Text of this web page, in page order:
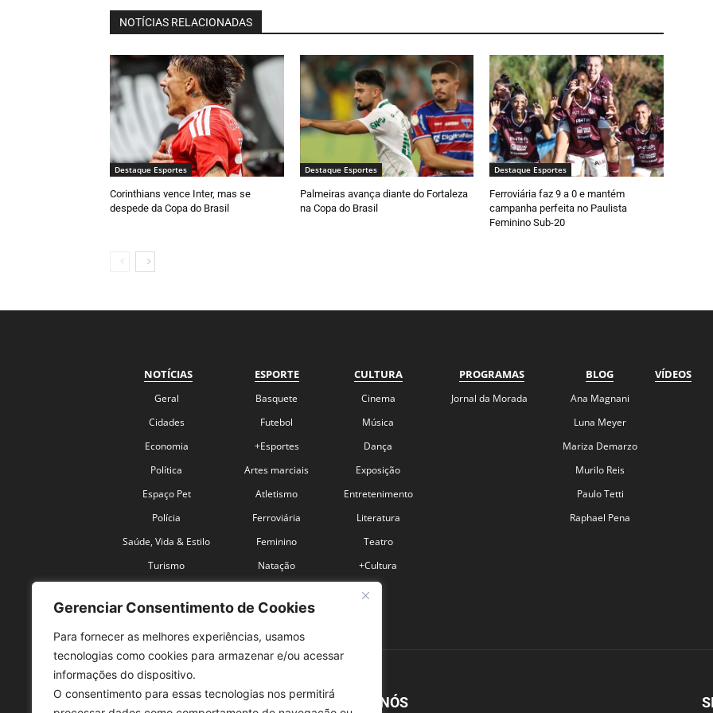
Gerenciar Consentimento de Cookies
Para fornecer as melhores experiências, usamos
tecnologias como cookies para armazenar e/ou acessar
informações do dispositivo.
O consentimento para essas tecnologias nos permitirá
NOTÍCIAS RELACIONADAS
Destaque Esportes
Corinthians vence Inter, mas se
despede da Copa do Brasil
Destaque Esportes
Palmeiras avança diante do Fortaleza
na Copa do Brasil
Destaque Esportes
Ferroviária faz 9 a 0 e mantém
campanha perfeita no Paulista
Feminino Sub-20
NOTÍCIAS
Geral
Cidades
Economia
Política
Espaço Pet
Polícia
Saúde, Vida & Estilo
Turismo
ESPORTE
Basquete
Futebol
+Esportes
Artes marciais
Atletismo
Ferroviária
Feminino
Natação
CULTURA
Cinema
Música
Dança
Exposição
Entretenimento
Literatura
Teatro
+Cultura
PROGRAMAS
Jornal da Morada
BLOG
Ana Magnani
Luna Meyer
Mariza Demarzo
Murilo Reis
Paulo Tetti
Raphael Pena
VÍDEOS
SOBRE NÓS